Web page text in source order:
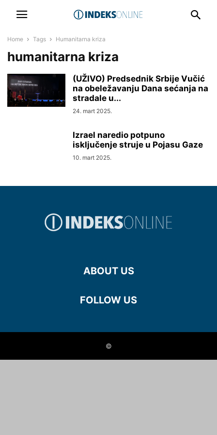
Home Tags Humanitarna kriza
humanitarna kriza
(UŽIVO) Predsednik Srbije Vučić
na obeležavanju Dana sećanja na
stradale u...
24. mart 2025.
Izrael naredio potpuno
isključenje struje u Pojasu Gaze
10. mart 2025.
ABOUT US
FOLLOW US
©